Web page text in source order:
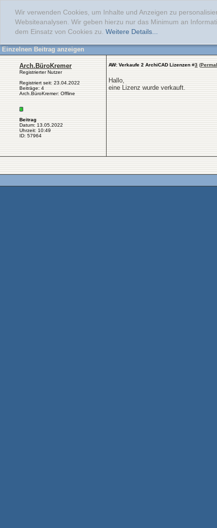
Wir verwenden Cookies, um Inhalte und Anzeigen zu
Websiteanalysen. Wir geben hierzu nur das Minimum an
dem Einsatz von Cookies zu. Weitere Details...
Einzelnen Beitrag anzeigen
Arch.BüroKremer
Registrierter Nutzer
Registriert seit: 23.04.2022
Beiträge: 4
Arch.BüroKremer: Offline
Beitrag
Datum: 13.05.2022
Uhrzeit: 10:49
ID: 57964
AW: Verkaufe 2 ArchiCAD Lizenzen #3 (
Hallo,
eine Lizenz wurde verkauft.